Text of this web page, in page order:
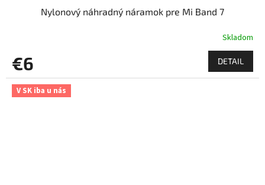
Nylonový náhradný náramok pre Mi Band 7
Skladom
€6 DETAIL
V SK iba u nás